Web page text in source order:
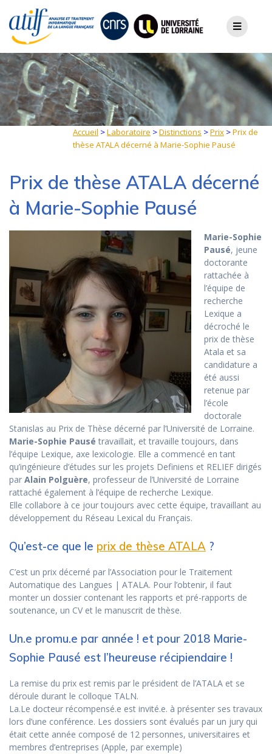
content
Accueil >Laboratoire >Distinctions >Prix >Prix de
thèse ATALA décerné à Marie-Sophie Pausé
Prix de thèse ATALA décerné
à Marie-Sophie Pausé
Marie-Sophie
Pausé, jeune
doctorante
rattachée à
l’équipe de
recherche
Lexique a
décroché le
prix de thèse
Atala et sa
candidature a
été aussi
retenue par
l’école
doctorale
Stanislas au Prix de Thèse décerné par l’Université de Lorraine.
Marie-Sophie Pausé travaillait, et travaille toujours, dans
l’équipe Lexique, axe lexicologie. Elle a commencé en tant
qu’ingénieure d’études sur les projets Definiens et RELIEF dirigés
par Alain Polguère, professeur de l’Université de Lorraine
rattaché également à l’équipe de recherche Lexique.
Elle collabore à ce jour toujours avec cette équipe, travaillant au
développement du Réseau Lexical du Français.
Qu’est-ce que le prix de thèse ATALA ?
C’est un prix décerné par l’Association pour le Traitement
Automatique des Langues | ATALA. Pour l’obtenir, il faut
monter un dossier contenant les rapports et pré-rapports de
soutenance, un CV et le manuscrit de thèse.
Un.e promu.e par année ! et pour 2018 Marie-
Sophie Pausé est l’heureuse récipiendaire !
La remise du prix est remis par le président de l’ATALA et se
déroule durant le colloque TALN.
La.Le docteur récompensé.e est invité.e. à présenter ses travaux
lors d’une conférence. Les dossiers sont évalués par un jury qui
était cette année composé de 12 personnes, universitaires et
membres d’entreprises (Apple, par exemple)